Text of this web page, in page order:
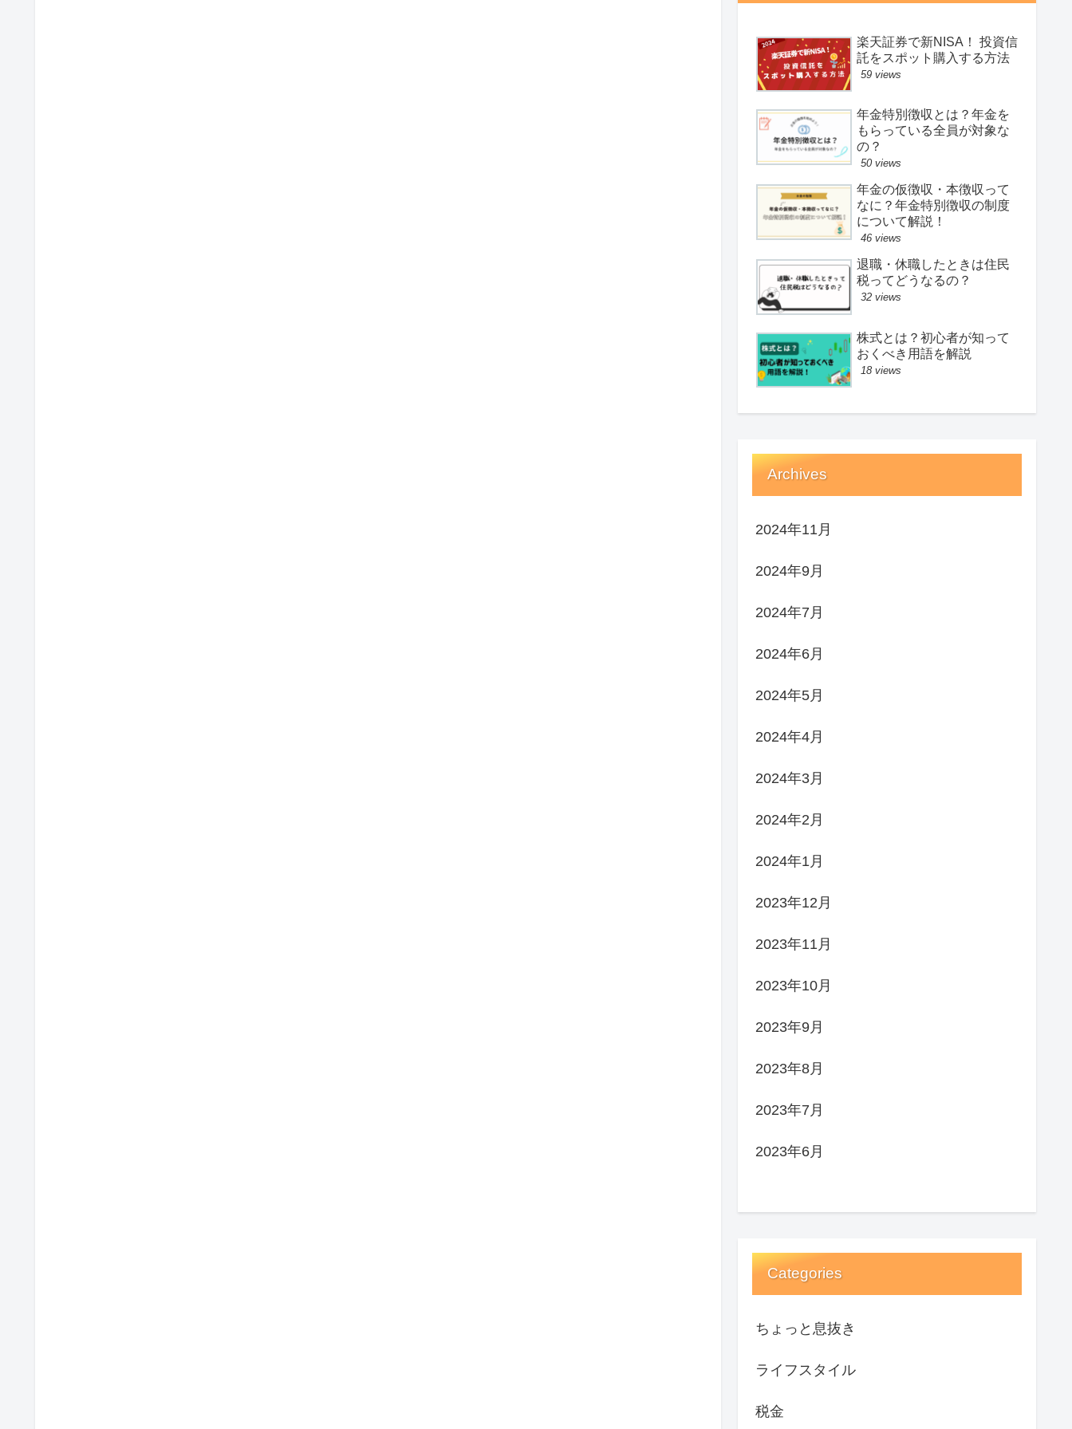
楽天証券で新NISA！ 投資信
託をスポット購入する方法
59 views
年金特別徴収とは？年金を
もらっている全員が対象な
の？
50 views
年金の仮徴収・本徴収って
なに？年金特別徴収の制度
について解説！
46 views
退職・休職したときは住民
税ってどうなるの？
32 views
株式とは？初心者が知って
おくべき用語を解説
18 views
Archives
2024年11月
2024年9月
2024年7月
2024年6月
2024年5月
2024年4月
2024年3月
2024年2月
2024年1月
2023年12月
2023年11月
2023年10月
2023年9月
2023年8月
2023年7月
2023年6月
Categories
ちょっと息抜き
ライフスタイル
税金